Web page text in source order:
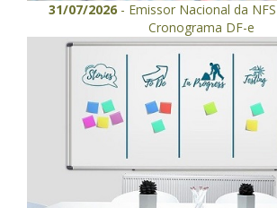
31/07/2026 - Emissor Nacional da
Cronograma DF-e